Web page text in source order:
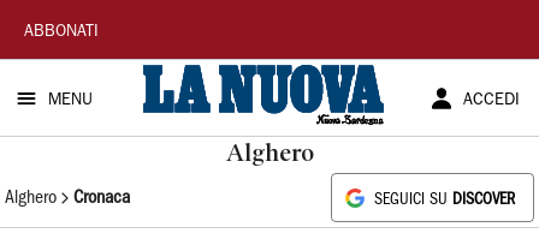
La
Nuova
Sardegna
ABBONATI
MENU ACCEDI
Alghero
Alghero Cronaca SEGUICI SU DISCOVER